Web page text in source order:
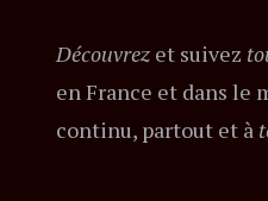
Découvrez et suivez
en France et dans le
continu, partout et à